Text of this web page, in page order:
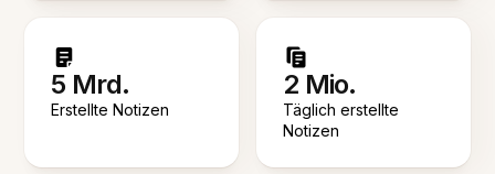
5 Mrd.
Erstellte Notizen
2 Mio.
Täglich erstellte
Notizen